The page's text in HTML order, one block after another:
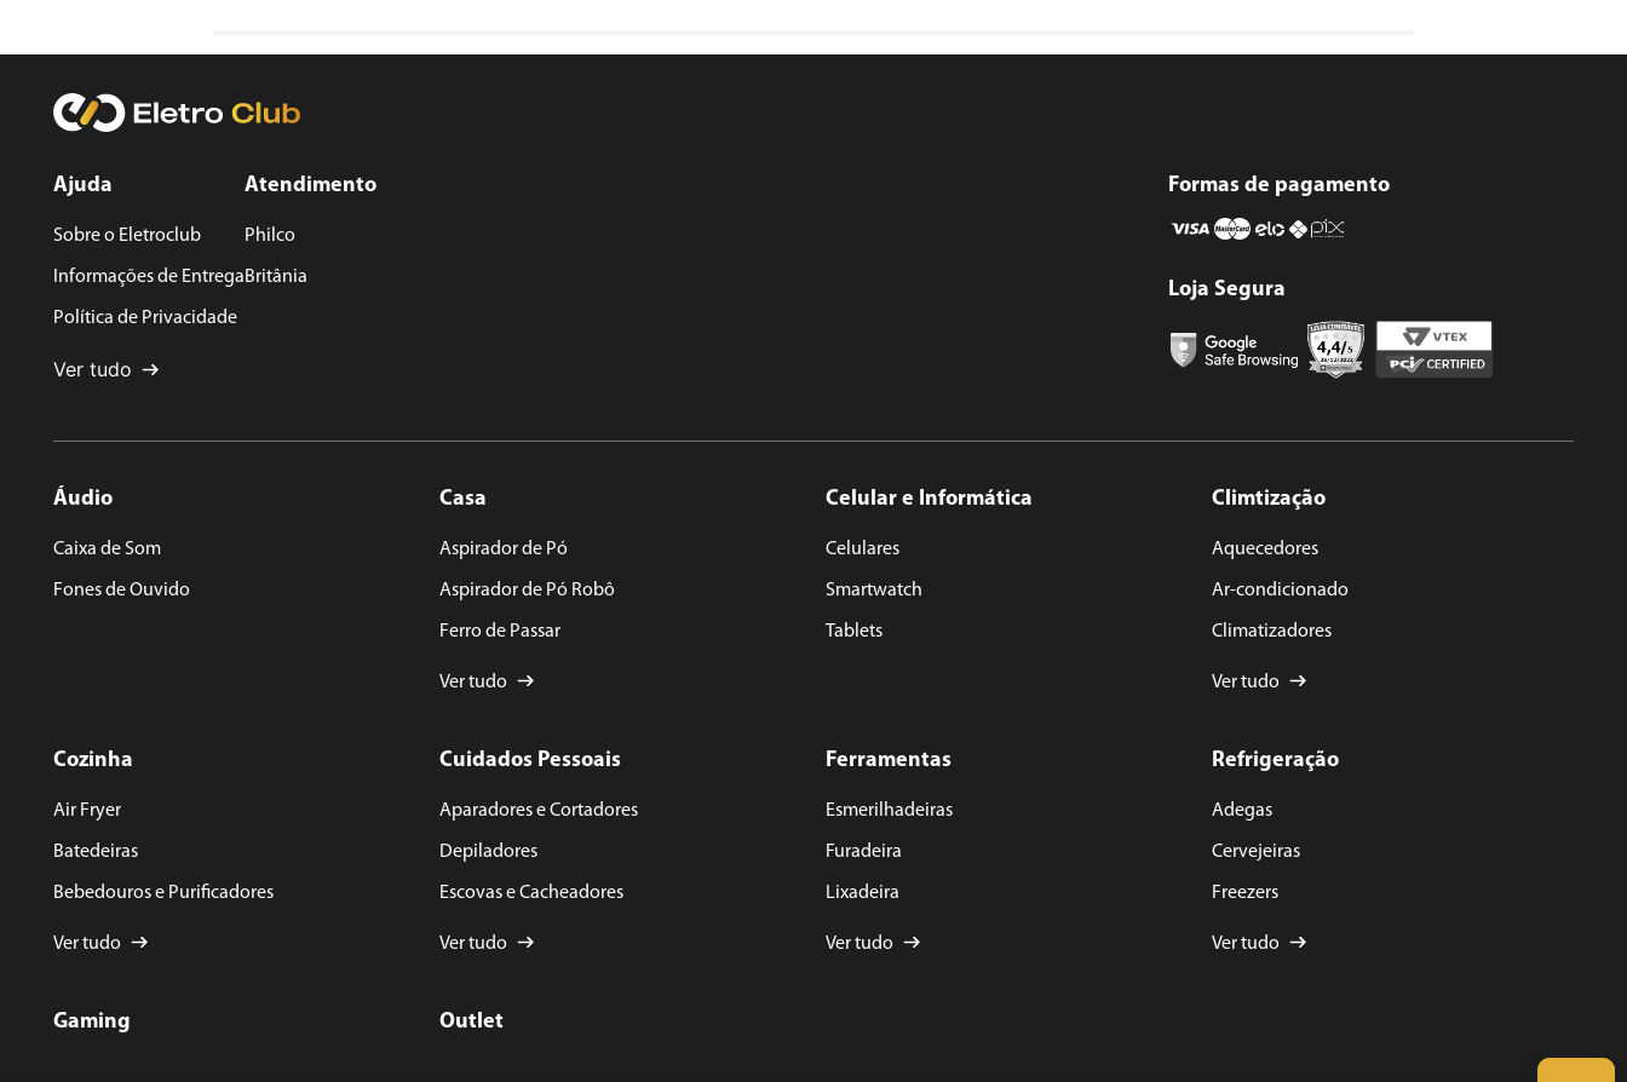
★★
Ajuda
Sobre o Eletroclub
Informações de Entrega
Política de Privacidade
Ver tudo
Atendimento
Philco
Britânia
Formas de pagamento
Loja Segura
Áudio
Caixa de Som
Fones de Ouvido
Casa
Aspirador de Pó
Aspirador de Pó Robô
Ferro de Passar
Ver tudo
Celular e Informática
Celulares
Smartwatch
Tablets
Climtização
Aquecedores
Ar-condicionado
Climatizadores
Ver tudo
Cozinha
Air Fryer
Batedeiras
Bebedouros e Purificadores
Ver tudo
Cuidados Pessoais
Aparadores e Cortadores
Depiladores
Escovas e Cacheadores
Ver tudo
Ferramentas
Esmerilhadeiras
Furadeira
Lixadeira
Ver tudo
Refrigeração
Adegas
Cervejeiras
Freezers
Ver tudo
Gaming Outlet